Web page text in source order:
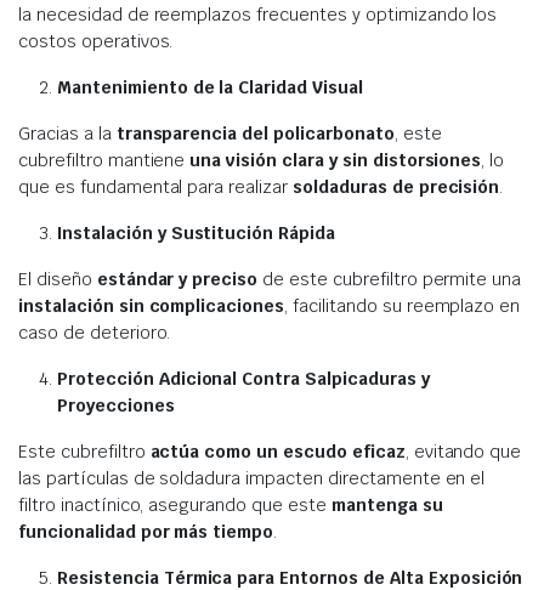
la necesidad de reemplazos frecuentes y optimizando los
costos operativos.
Mantenimiento de la Claridad Visual
Gracias a la transparencia del policarbonato, este
cubrefiltro mantiene una visión clara y sin distorsiones, lo
que es fundamental para realizar soldaduras de precisión.
Instalación y Sustitución Rápida
El diseño estándar y preciso de este cubrefiltro permite una
instalación sin complicaciones, facilitando su reemplazo en
caso de deterioro.
Protección Adicional Contra Salpicaduras y
Proyecciones
Este cubrefiltro actúa como un escudo eficaz, evitando que
las partículas de soldadura impacten directamente en el
filtro inactínico, asegurando que este mantenga su
funcionalidad por más tiempo.
Resistencia Térmica para Entornos de Alta Exposición